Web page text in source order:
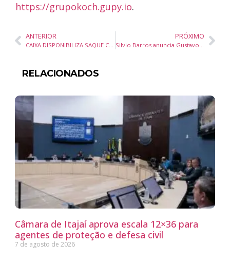
https://grupokoch.gupy.io.
ANTERIOR
CAIXA DISPONIBILIZA SAQUE CALAMIDADE PARA MORADORES DE SOMBRIO (SC)
PRÓXIMO
Silvio Barros anuncia Gustavo Silva para a direção do Aeroporto Regional de Maringá
RELACIONADOS
Câmara de Itajaí aprova escala 12×36 para
agentes de proteção e defesa civil
7 de agosto de 2026